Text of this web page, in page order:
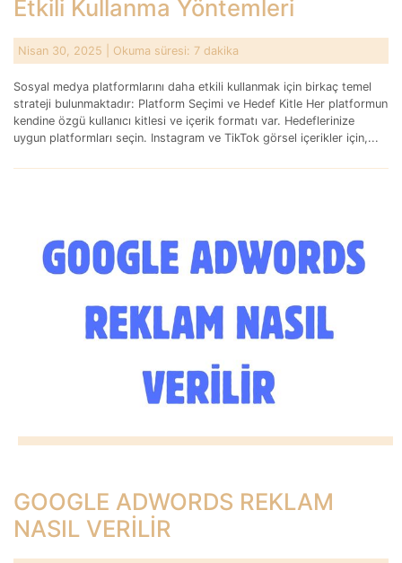
Etkili Kullanma Yöntemleri
Nisan 30, 2025 | Okuma süresi: 7 dakika
Sosyal medya platformlarını daha etkili kullanmak için birkaç temel
strateji bulunmaktadır: Platform Seçimi ve Hedef Kitle Her platformun
kendine özgü kullanıcı kitlesi ve içerik formatı var. Hedeflerinize
uygun platformları seçin. Instagram ve TikTok görsel içerikler için,...
GOOGLE ADWORDS REKLAM
NASIL VERİLİR